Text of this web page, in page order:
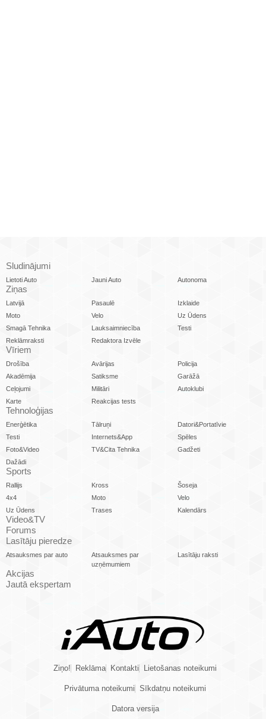
Sludinājumi
Lietoti Auto Jauni Auto Autonoma
Ziņas
Latvijā Pasaulē
Izklaide
Moto
Velo
Uz Ūdens
Smagā Tehnika
Lauksaimniecība
Testi
Reklāmraksti
Redaktora Izvēle
Vīriem
Drošība Avārijas
Policija
Akadēmija
Satiksme
Garāžā
Ceļojumi
Militāri
Autoklubi
Karte
Reakcijas tests
Tehnoloģijas
Enerģētika Tālruņi
Datori&Portatīvie
Testi
Internets&App
Spēles
Foto&Video
TV&Cita Tehnika
Gadžeti
Dažādi
Sports
Rallijs Kross
Šoseja
4x4
Moto
Velo
Uz Ūdens
Trases Kalendārs
Video&TV
Forums
Lasītāju pieredze
Atsauksmes par auto
Atsauksmes par
uzņēmumiem
Lasītāju raksti
Akcijas
Jautā ekspertam
Ziņo! Reklāma Kontakti Lietošanas noteikumi
Privātuma noteikumi Sīkdatņu noteikumi
Datora versija